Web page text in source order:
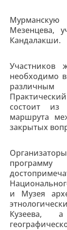
Мурманскую
Мезенцева,
Кандалакши.
Участников
необходимо
состоит
маршрута
закрытых
и Музея
Кузеева,